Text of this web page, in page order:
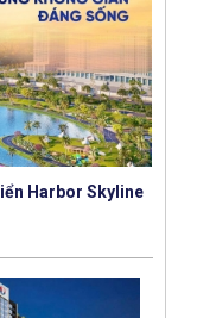
Harbor Skyline